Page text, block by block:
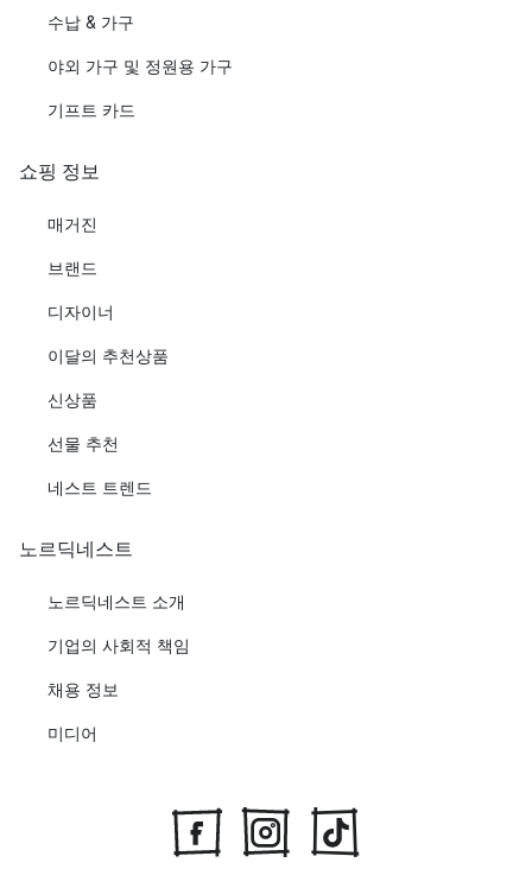
수납 & 가구
야외 가구 및 정원용 가구
기프트 카드
쇼핑 정보
매거진
브랜드
디자이너
이달의 추천상품
신상품
선물 추천
네스트 트렌드
노르딕네스트
노르딕네스트 소개
기업의 사회적 책임
채용 정보
미디어